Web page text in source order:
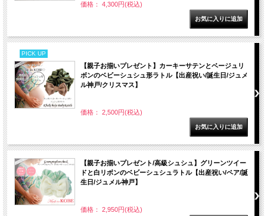
価格： 4,300円(税込)
PICK UP
【親子お揃いプレゼント】カーキーサテンとベージュリ
ボンのベビーシュシュ形ラトル【出産祝い/誕生日/ジュメ
ル神戸/クリスマス】
価格： 2,500円(税込)
【親子お揃いプレゼント/高級シュシュ】グリーンツイー
ドと白リボンのベビーシュシュラトル【出産祝い/ペア/誕
生日/ジュメル神戸】
価格： 2,950円(税込)